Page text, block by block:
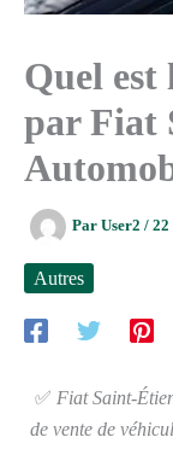
Quel est
par Fiat
Par User2 / 22
Autres
✅ Fiat Saint-
de vente de